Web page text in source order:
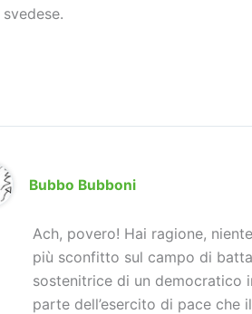
svedese.
Bubbo Bubboni
Ach, povero! Hai ragione,
più sconfitto sul campo di
sostenitrice di un democratico
parte dell’esercito di pace che